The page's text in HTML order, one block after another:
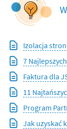
Izolacja stron
7
Faktura dla
11
Program
Jak uzyskać